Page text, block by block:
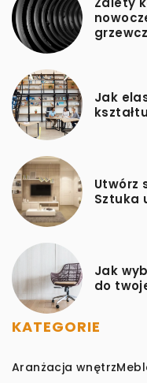
Jak
Utwórz
Sztuka
Jak
do
KATEGORIE
Aranżacja wnętrz